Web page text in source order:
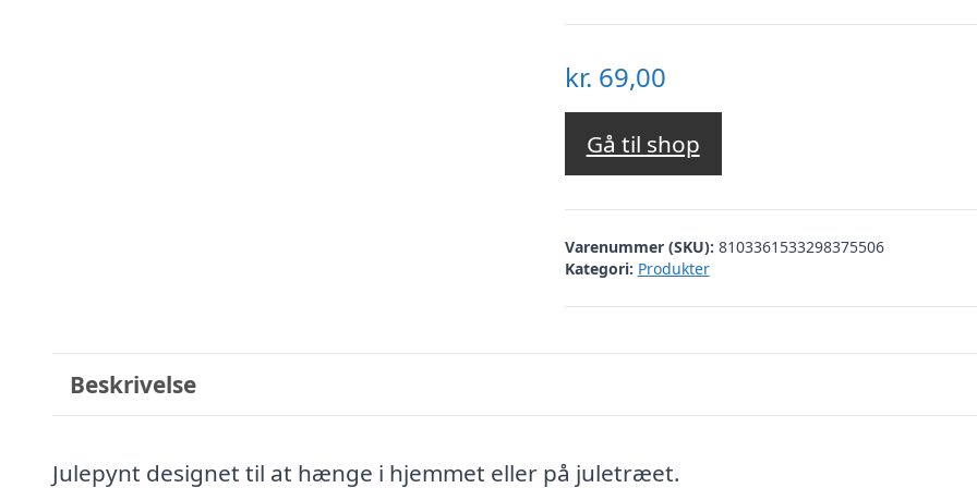
kr. 69,00
Gå til shop
Varenummer (SKU): 8103361533298375506
Kategori: Produkter
Beskrivelse
Julepynt designet til at hænge i hjemmet eller på juletræet.